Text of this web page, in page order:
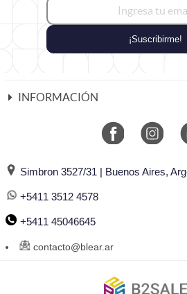
¡Suscribirme!
INFORMACIÓN
Simbron 3527/31 | Buenos Aires,
+5411 3512 4578
+5411 45046645
contacto@blear.ar